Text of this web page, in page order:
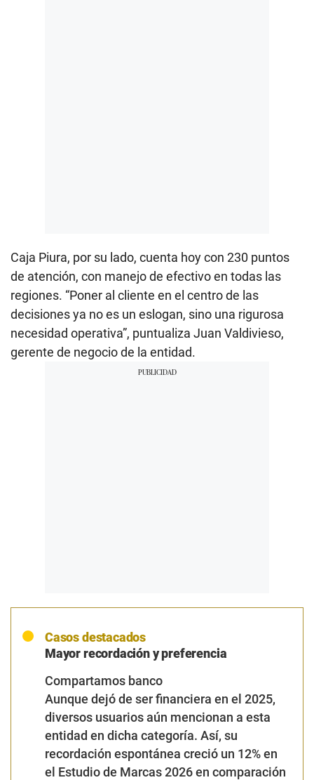
Caja Piura, por su lado, cuenta hoy con 230 puntos
de atención, con manejo de efectivo en todas las
regiones. “Poner al cliente en el centro de las
decisiones ya no es un eslogan, sino una rigurosa
necesidad operativa”, puntualiza Juan Valdivieso,
gerente de negocio de la entidad.
Casos destacados
Mayor recordación y preferencia
Compartamos banco
Aunque dejó de ser financiera en el 2025,
diversos usuarios aún mencionan a esta
entidad en dicha categoría. Así, su
recordación espontánea creció un 12% en
el Estudio de Marcas 2026 en comparación